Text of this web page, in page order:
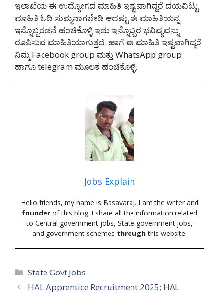
ಇಲಾಖೆಯ ಈ ಉದ್ಯೋಗದ ಮಾಹಿತಿ ಇಷ್ಟವಾಗಿದ್ದರೆ ದಯವಿಟ್ಟು
ಮಾಹಿತಿ ಓದಿ ಸುಮ್ಮನಾಗಬೇಡಿ ಆದಷ್ಟು ಈ ಮಾಹಿತಿಯನ್ನ
ಇನ್ನೊಬ್ಬರಡನೆ ಹಂಚಿಕೊಳ್ಳಿ ಇದು ಇನ್ನೊಬ್ಬರ ಭವಿಷ್ಯವನ್ನು
ರೂಪಿಸುವ ಮಾಹಿತಿಯಾಗುತ್ತದೆ. ಹಾಗೆ ಈ ಮಾಹಿತಿ ಇಷ್ಟವಾಗಿದ್ದರೆ
ನಿಮ್ಮ Facebook group ಮತ್ತು WhatsApp group
ಹಾಗೂ telegram ಮೂಲಕ ಹಂಚಿಕೊಳ್ಳಿ.
Jobs Explain
Hello friends, my name is Basavaraj. I am the writer and
founder of this blog. I share all the information related
to Central government jobs, State government jobs,
and government schemes throughthis website.
Categories
State Govt Jobs
HAL Apprentice Recruitment 2025; HAL